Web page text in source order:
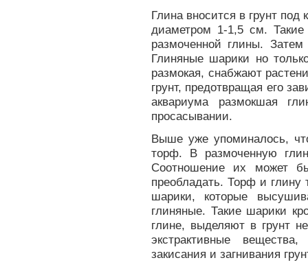
Глина вносится в грунт
диаметром 1-1,5 см. Такие
размоченной глины.
Глиняные шарики но
размокая, снабжают
грунт, предотвращая его
аквариума размокшая
просасывании.
Выше уже упоминалось,
торф. В размоченную
Соотношение их может
преобладать. Торф и
шарики, которые
глиняные. Такие шарики
глине, выделяют в грунт
экстрактивные
закисания и загнивания